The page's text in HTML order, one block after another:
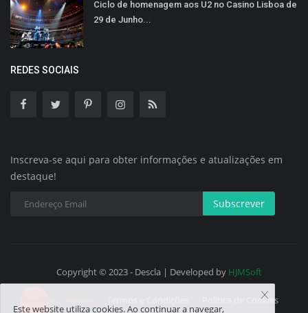
Ciclo de homenagem aos U2 no Casino Lisboa de
29 de Junho...
REDES SOCIAIS
Inscreva-se aqui para obter informações e atualizações em
destaque!
Subscrever
Copyright © 2023 - Descla | Developed by HJMSoft
Política de Cookies
Este website utiliza cookies. Ao continuar a navegar,